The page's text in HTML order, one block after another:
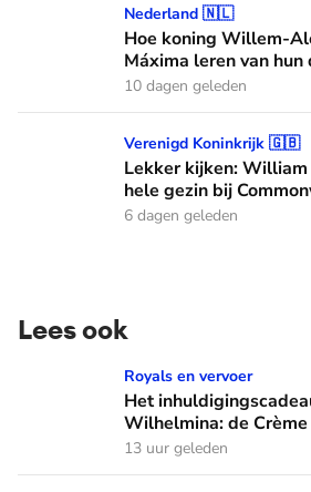
Hoe koning Willem-Alexander en
Nederland 🇳🇱
Hoe koning Willem-
Máxima leren van
10 dagen geleden
Lekker kijken: William en
Verenigd Koninkrijk 🇬🇧
Lekker kijken:
hele gezin bij
6 dagen geleden
Lees ook
Het inhuldigingscadeau van
Royals en vervoer
Het
Wilhelmina: de Crème
13 uur geleden